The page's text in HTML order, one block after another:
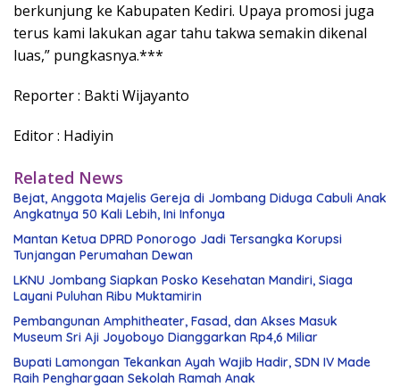
berkunjung ke Kabupaten Kediri. Upaya promosi juga
terus kami lakukan agar tahu takwa semakin dikenal
luas,” pungkasnya.***
Reporter : Bakti Wijayanto
Editor : Hadiyin
Related News
Bejat, Anggota Majelis Gereja di Jombang Diduga Cabuli Anak
Angkatnya 50 Kali Lebih, Ini Infonya
Mantan Ketua DPRD Ponorogo Jadi Tersangka Korupsi
Tunjangan Perumahan Dewan
LKNU Jombang Siapkan Posko Kesehatan Mandiri, Siaga
Layani Puluhan Ribu Muktamirin
Pembangunan Amphitheater, Fasad, dan Akses Masuk
Museum Sri Aji Joyoboyo Dianggarkan Rp4,6 Miliar
Bupati Lamongan Tekankan Ayah Wajib Hadir, SDN IV Made
Raih Penghargaan Sekolah Ramah Anak